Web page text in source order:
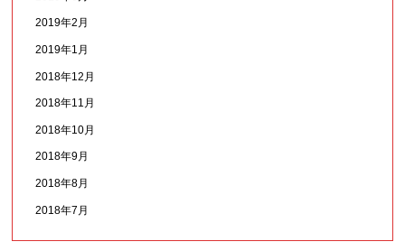
2019年2月
2019年1月
2018年12月
2018年11月
2018年10月
2018年9月
2018年8月
2018年7月